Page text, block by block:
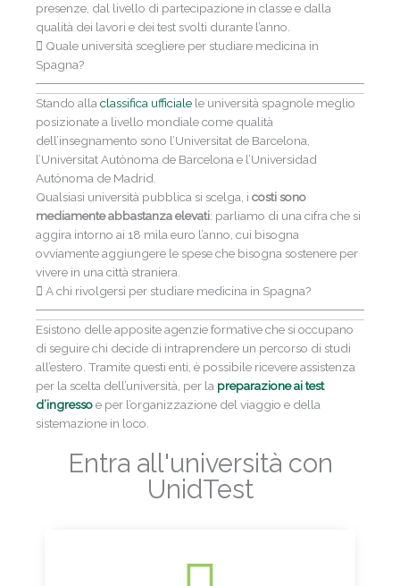
presenze, dal livello di partecipazione in classe e dalla
qualità dei lavori e dei test svolti durante l’anno.
Quale università scegliere per studiare medicina in
Spagna?
Stando allaclassifica ufficiale le università spagnole meglio
posizionate a livello mondiale come qualità
dell’insegnamento sono l’Universitat de Barcelona,
l’Universitat Autònoma de Barcelona e l’Universidad
Autónoma de Madrid.
Qualsiasi università pubblica si scelga, i costi sono
mediamente abbastanza elevati: parliamo di una cifra che si
aggira intorno ai 18 mila euro l’anno, cui bisogna
ovviamente aggiungere le spese che bisogna sostenere per
vivere in una città straniera.
A chi rivolgersi per studiare medicina in Spagna?
Esistono delle apposite agenzie formative che si occupano
di seguire chi decide di intraprendere un percorso di studi
all’estero. Tramite questi enti, è possibile ricevere assistenza
per la scelta dell’università, per la preparazione ai test
d’ingressoe per l’organizzazione del viaggio e della
sistemazione in loco.
Entra all'università con
UnidTest